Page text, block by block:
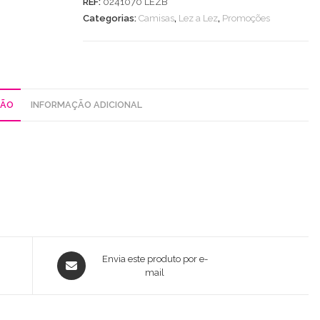
Categorias: Camisas, Lez a Lez, Promoções
INFORMAÇÃO ADICIONAL
Opens
in
Envia este produto por e-
mail